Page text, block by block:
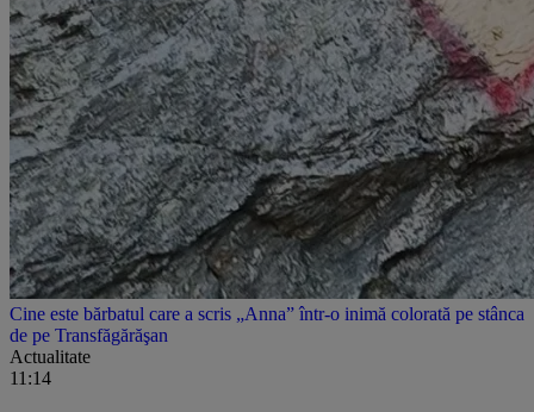
Cine este bărbatul care a scris „Anna” într-o inimă colorată pe stânca
de pe Transfăgărăşan
Actualitate
11:14